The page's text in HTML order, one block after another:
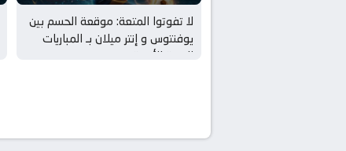
لا تفوتوا المتعة: موقعة الحسم بين
يوفنتوس و إنتر ميلان بـ المباريات
الودية للأندية